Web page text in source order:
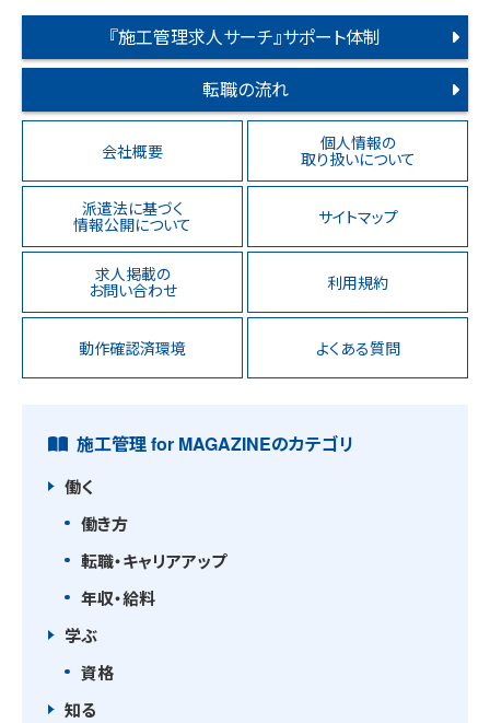
『施工管理求人サーチ』サポート体制
転職の流れ
会社概要 個人情報の
取り扱いについて
派遣法に基づく
情報公開について サイトマップ
求人掲載の
お問い合わせ 利用規約
動作確認済環境 よくある質問
施工管理 for MAGAZINEのカテゴリ
働く
働き方
転職・キャリアアップ
年収・給料
学ぶ
資格
知る